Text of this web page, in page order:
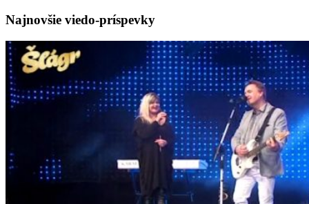
Najnovšie viedo-príspevky